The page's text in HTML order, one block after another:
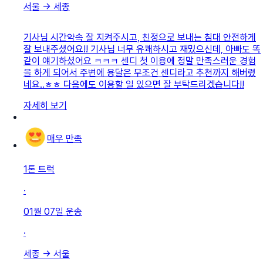
서울 → 세종
기사님 시간약속 잘 지켜주시고, 친정으로 보내는 침대 안전하게
잘 보내주셨어요!! 기사님 너무 유쾌하시고 재밌으신데, 아빠도 똑
같이 얘기하셨어요 ㅋㅋㅋ 센디 첫 이용에 정말 만족스러운 경험
을 하게 되어서 주변에 용달은 무조건 센디라고 추천까지 해버렸
네요..ㅎㅎ 다음에도 이용할 일 있으면 잘 부탁드리겠습니다!!
자세히 보기
매우 만족
1톤 트럭
·
01월 07일 운송
·
세종 → 서울